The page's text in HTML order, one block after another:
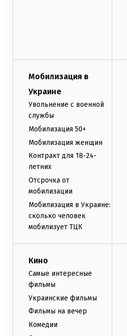
Мобилизация в
Украине
Увольнение с военной
службы
Мобилизация 50+
Мобилизация женщин
Контракт для 18-24-
летних
Отсрочка от
мобилизации
Мобилизация в Украине:
сколько человек
мобилизует ТЦК
Кино
Самые интересные
фильмы
Украинские фильмы
Фильмы на вечер
Комедии